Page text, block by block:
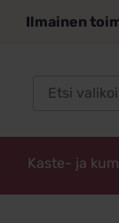
Ilmainen
Kaste- ja